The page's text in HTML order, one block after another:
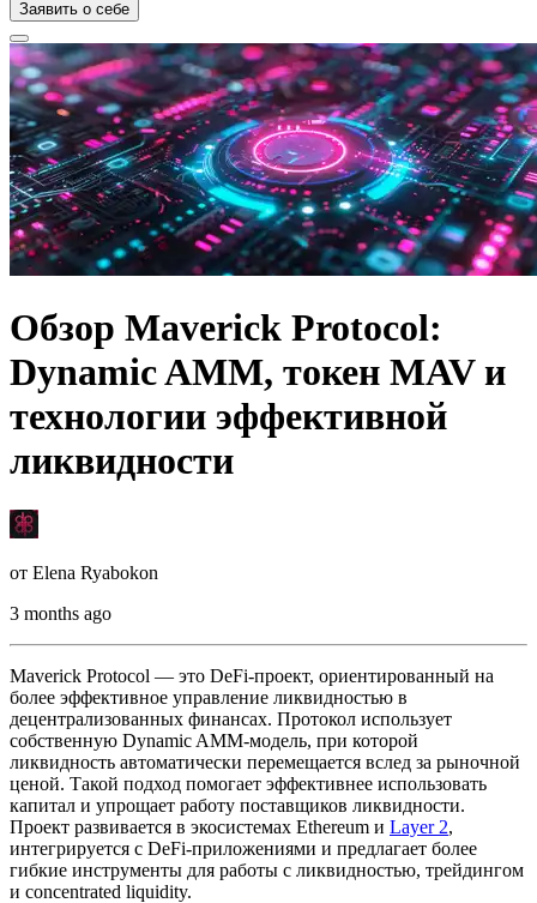
Заявить о себе
Обзор Maverick Protocol:
Dynamic AMM, токен MAV и
технологии эффективной
ликвидности
от Elena Ryabokon
3 months ago
Maverick Protocol — это DeFi-проект, ориентированный на
более эффективное управление ликвидностью в
децентрализованных финансах. Протокол использует
собственную Dynamic AMM-модель, при которой
ликвидность автоматически перемещается вслед за рыночной
ценой. Такой подход помогает эффективнее использовать
капитал и упрощает работу поставщиков ликвидности.
Проект развивается в экосистемах Ethereum и Layer 2,
интегрируется с DeFi-приложениями и предлагает более
гибкие инструменты для работы с ликвидностью, трейдингом
и concentrated liquidity.